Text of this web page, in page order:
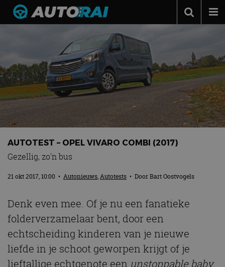
Autotests
Automerken
Contact
MotorRAI.nl
AUTOTEST – OPEL VIVARO COMBI (2017)
Gezellig, zo'n bus
21 okt 2017, 10:00 • Autonieuws,Autotests • DoorBart Oostvogels
Denk even mee. Of je nu een fanatieke
folderverzamelaar bent, door een
echtscheiding kinderen van je nieuwe
liefde in je schoot geworpen krijgt of je
lieftallige echtgenote een unstoppable baby